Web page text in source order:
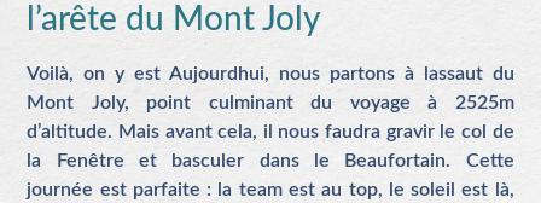
l’arête du Mont Joly
Voilà, on y est Aujourdhui, nous partons à lassaut du
Mont Joly, point culminant du voyage à 2525m
d’altitude. Mais avant cela, il nous faudra gravir le col de
la Fenêtre et basculer dans le Beaufortain. Cette
journée est parfaite : la team est au top, le soleil est là,